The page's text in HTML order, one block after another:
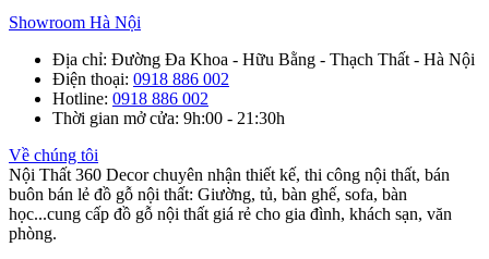
Showroom Hà Nội
Địa chỉ: Đường Đa Khoa - Hữu Bằng - Thạch Thất - Hà Nội
Điện thoại: 0918 886 002
Hotline: 0918 886 002
Thời gian mở cửa: 9h:00 - 21:30h
Về chúng tôi
Nội Thất 360 Decor chuyên nhận thiết kế, thi công nội thất, bán
buôn bán lẻ đồ gỗ nội thất: Giường, tủ, bàn ghế, sofa, bàn
học...cung cấp đồ gỗ nội thất giá rẻ cho gia đình, khách sạn, văn
phòng.